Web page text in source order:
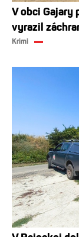
V obci Gajary
vyrazil
Krimi